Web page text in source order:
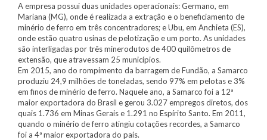
A empresa possui duas unidades operacionais: Germano, em
Mariana (MG), onde é realizada a extração e o beneficiamento de
minério de ferro em três concentradores; e Ubu, em Anchieta (ES),
onde estão quatro usinas de pelotização e um porto. As unidades
são interligadas por três minerodutos de 400 quilômetros de
extensão, que atravessam 25 municípios.
Em 2015, ano do rompimento da barragem de Fundão, a Samarco
produziu 24,9 milhões de toneladas, sendo 97% em pelotas e 3%
em finos de minério de ferro. Naquele ano, a Samarco foi a 12ª
maior exportadora do Brasil e gerou 3.027 empregos diretos, dos
quais 1.736 em Minas Gerais e 1.291 no Espírito Santo. Em 2011,
quando o minério de ferro atingiu cotações recordes, a Samarco
foi a 4ª maior exportadora do país.